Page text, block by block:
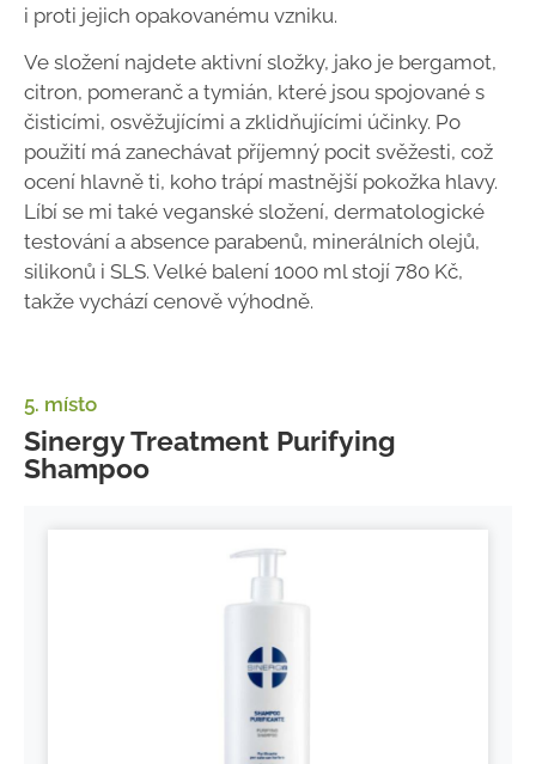
i proti jejich opakovanému vzniku.
Ve složení najdete aktivní složky, jako je bergamot,
citron, pomeranč a tymián, které jsou spojované s
čisticími, osvěžujícími a zklidňujícími účinky. Po
použití má zanechávat příjemný pocit svěžesti, což
ocení hlavně ti, koho trápí mastnější pokožka hlavy.
Líbí se mi také veganské složení, dermatologické
testování a absence parabenů, minerálních olejů,
silikonů i SLS. Velké balení 1000 ml stojí 780 Kč,
takže vychází cenově výhodně.
5. místo
Sinergy Treatment Purifying
Shampoo